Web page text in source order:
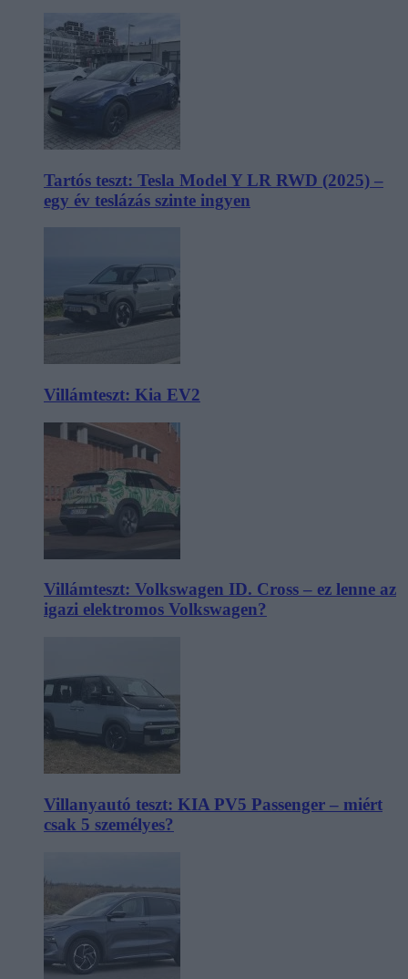
Tartós teszt: Tesla Model Y LR RWD (2025) –
egy év teslázás szinte ingyen
Villámteszt: Kia EV2
Villámteszt: Volkswagen ID. Cross – ez lenne az
igazi elektromos Volkswagen?
Villanyautó teszt: KIA PV5 Passenger – miért
csak 5 személyes?